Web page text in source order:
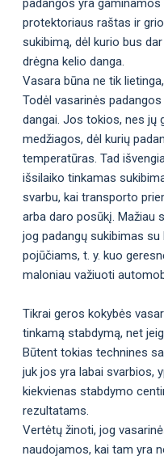
protektoriaus raštas ir
sukibimą, dėl kurio bus
drėgna kelio danga.
Vasara būna ne tik
Todėl vasarinės
dangai. Jos tokios, nes jų
medžiagos, dėl kurių
temperatūras. Tad
išsilaiko tinkamas
svarbu, kai transporto
arba daro posūkį. Mažiau
jog padangų sukibimas
pojūčiams, t. y. kuo
maloniau važiuoti
Tikrai geros kokybės
tinkamą stabdymą, net
Būtent tokias technines
juk jos yra labai svarbios,
kiekvienas stabdymo
rezultatams.
Vertėtų žinoti, jog
naudojamos, kai tam yra